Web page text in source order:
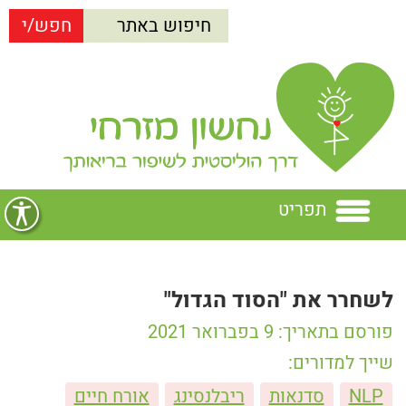
תפריט
נחשון מזרחי
נחשון מזרחיהרצאות
לשחרר את "הסוד הגדול"
פורסם בתאריך: 9 בפברואר 2021
שייך למדורים:
NLP
סדנאות ריבלנסינג
אורח חיים